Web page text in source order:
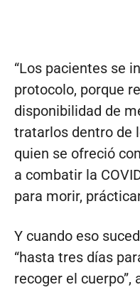
“Los pacientes se
protocolo, porque
disponibilidad de
tratarlos dentro de
quien se ofreció
a combatir la
para morir,
Y cuando eso
“hasta tres días
recoger el cuerpo”,